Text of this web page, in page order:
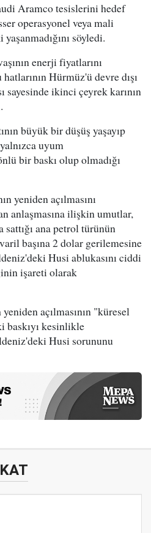
Aramco tesislerini hedef
operasyonel veya mali
söyledi.
enerji fiyatlarını
Hürmüz'ü devre dışı
sayesinde ikinci çeyrek karının
büyük bir düşüş yaşayıp
uyum
bir baskı olup olmadığı
yeniden açılmasını
anlaşmasına ilişkin umutlar,
ana petrol türünün
başına 2 dolar gerilemesine
Husi ablukasını ciddi
işareti olarak
açılmasının "küresel
baskıyı kesinlikle
Husi sorununu